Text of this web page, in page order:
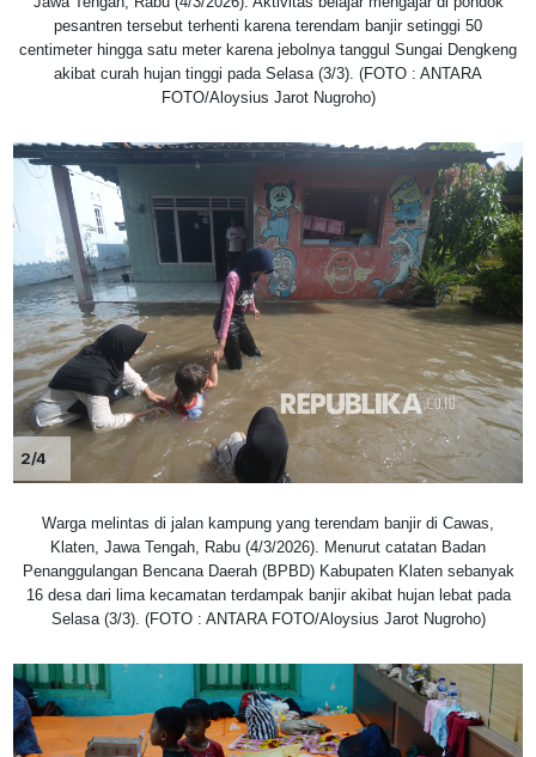
pesantren tersebut terhenti karena terendam banjir setinggi 50
centimeter hingga satu meter karena jebolnya tanggul Sungai Dengkeng
akibat curah hujan tinggi pada Selasa (3/3). (FOTO : ANTARA
FOTO/Aloysius Jarot Nugroho)
2/4
Warga melintas di jalan kampung yang terendam banjir di Cawas,
Klaten, Jawa Tengah, Rabu (4/3/2026). Menurut catatan Badan
Penanggulangan Bencana Daerah (BPBD) Kabupaten Klaten sebanyak
16 desa dari lima kecamatan terdampak banjir akibat hujan lebat pada
Selasa (3/3). (FOTO : ANTARA FOTO/Aloysius Jarot Nugroho)